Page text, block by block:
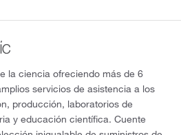
la ciencia ofreciendo más de 6
servicios de asistencia a los
producción, laboratorios de
y educación científica. Cuente